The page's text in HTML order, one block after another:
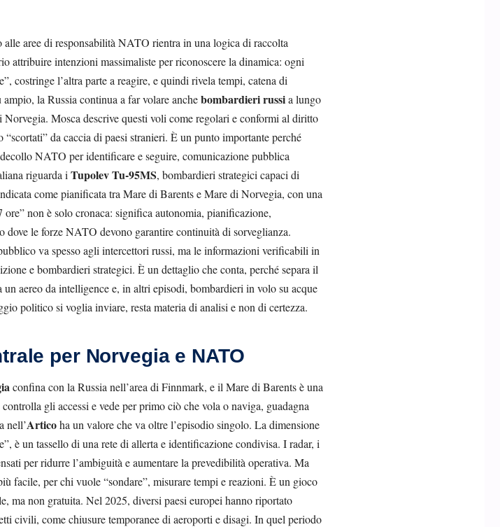
aree di responsabilità NATO rientra in una logica di raccolta
attribuire intenzioni massimaliste per riconoscere la dinamica: ogni
costringe l’altra parte a reagire, e quindi rivela tempi, catena di
la Russia continua a far volare anchebombardieri russia lungo
Mosca descrive questi voli come regolari e conformi al diritto
da caccia di paesi stranieri. È un punto importante perché
NATO per identificare e seguire, comunicazione pubblica
riguarda i Tupolev Tu-95MS, bombardieri strategici capaci di
come pianificata tra Mare di Barents e Mare di Norvegia, con una
non è solo cronaca: significa autonomia, pianificazione,
dove le forze NATO devono garantire continuità di sorveglianza.
va spesso agli intercettori russi, ma le informazioni verificabili in
e bombardieri strategici. È un dettaglio che conta, perché separa il
aereo da intelligence e, in altri episodi, bombardieri in volo su acque
politico si voglia inviare, resta materia di analisi e non di certezza.
per Norvegia e NATO
confina con la Russia nell’area di Finnmark, e il Mare di Barents è una
gli accessi e vede per primo ciò che vola o naviga, guadagna
nell’Articoha un valore che va oltre l’episodio singolo. La dimensione
è un tassello di una rete di allerta e identificazione condivisa. I radar, i
per ridurre l’ambiguità e aumentare la prevedibilità operativa. Ma
facile, per chi vuole “sondare”, misurare tempi e reazioni. È un gioco
ma non gratuita. Nel 2025, diversi paesi europei hanno riportato
civili, come chiusure temporanee di aeroporti e disagi. In quel periodo